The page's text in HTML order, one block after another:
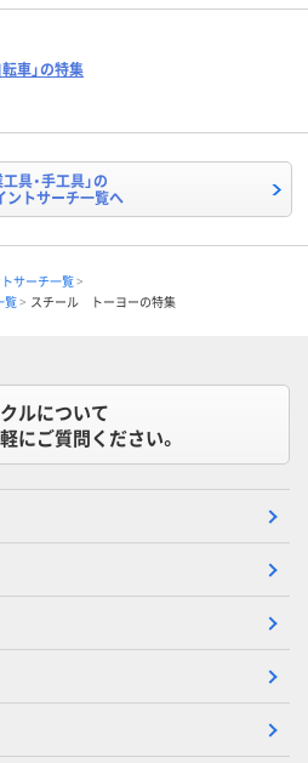
車」の特集
工具・手工具」の
ントサーチ一覧へ
サーチ一覧
覧
スチール トーヨーの特集
ルについて
にご質問ください。